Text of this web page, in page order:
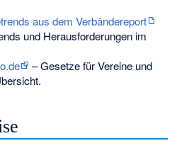
aus dem Verbändereport
und Herausforderungen im
– Gesetze für Vereine und